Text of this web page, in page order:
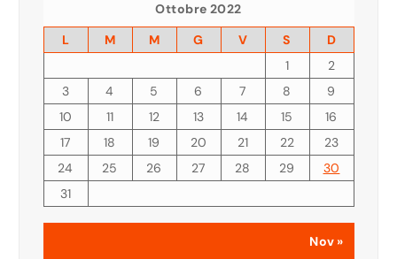
Ottobre 2022
L
M M G V S
D
1
2
3
4 5 6 7 8
9
10
11 12 13 14 15
16
17
18 19 20 21 22
23
24
25 26 27 28 29
30
31
Nov »